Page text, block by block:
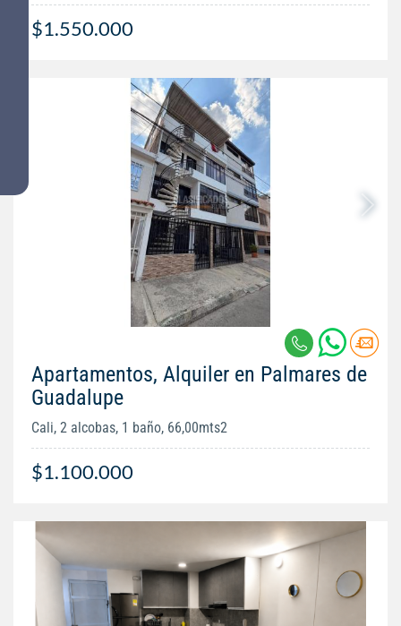
$1.550.000
Apartamentos, Alquiler en Palmares de
Guadalupe
Cali, 2 alcobas, 1 baño, 66,00mts2
$1.100.000